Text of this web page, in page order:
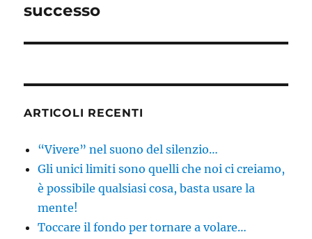
successivo:
successo
ARTICOLI RECENTI
“Vivere” nel suono del silenzio…
Gli unici limiti sono quelli che noi ci creiamo,
è possibile qualsiasi cosa, basta usare la
mente!
Toccare il fondo per tornare a volare…